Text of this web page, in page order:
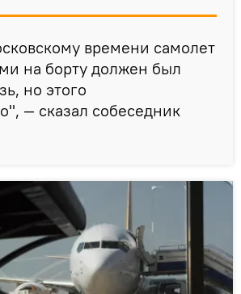
времени самолет
на борту должен был
но этого
— сказал собеседник